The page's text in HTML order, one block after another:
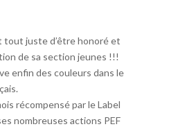
tout juste d’être honoré et
de sa section jeunes !!!
enfin des couleurs dans le
récompensé par le Label
nombreuses actions PEF